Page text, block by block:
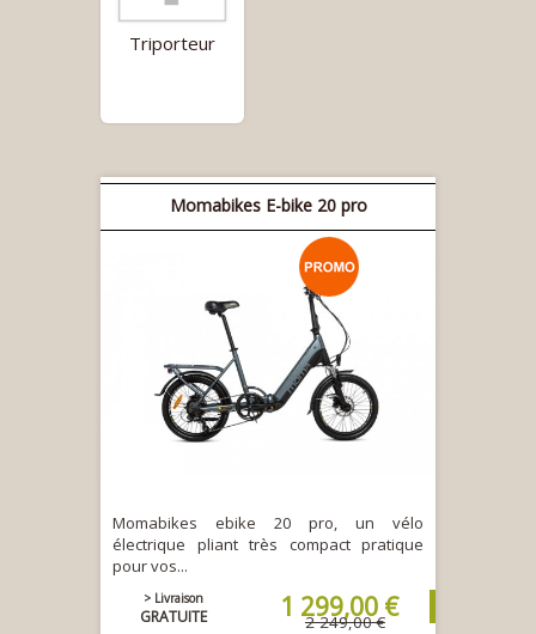
Triporteur
Momabikes E-bike 20 pro
Momabikes ebike 20 pro, un vélo
électrique pliant très compact pratique
pour vos...
> Livraison
GRATUITE 1 299,00 €
2 249,00 €